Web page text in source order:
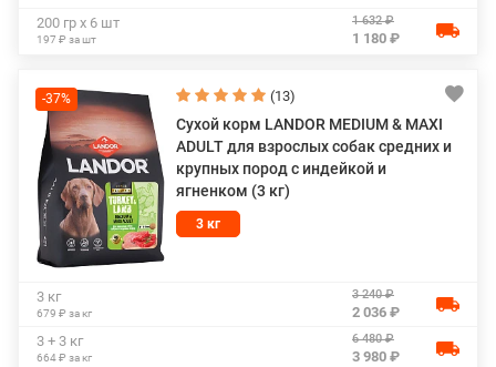
200 гр х 6 шт
197 ₽ за шт
1 632 ₽
1 180 ₽
-37% (13)
Сухой корм LANDOR MEDIUM & MAXI
ADULT для взрослых собак средних и
крупных пород с индейкой и
ягненком (3 кг)
3 кг
3 кг
679 ₽ за кг
3 240 ₽
2 036 ₽
3 + 3 кг
664 ₽ за кг
6 480 ₽
3 980 ₽